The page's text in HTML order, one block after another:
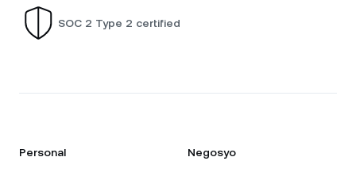
SOC 2 Type 2 certified
Personal Negosyo